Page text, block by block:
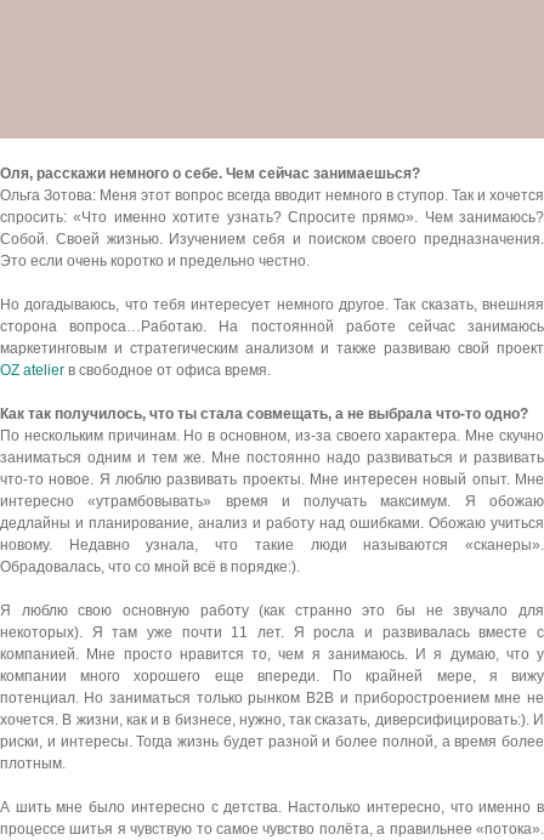
Оля, расскажи немного о себе. Чем сейчас занимаешься?
Ольга Зотова: Меня этот вопрос всегда вводит немного в ступор. Так и хочется
спросить: «Что именно хотите узнать? Спросите прямо». Чем занимаюсь?
Собой. Своей жизнью. Изучением себя и поиском своего предназначения.
Это если очень коротко и предельно честно.
Но догадываюсь, что тебя интересует немного другое. Так сказать, внешняя
сторона вопроса…Работаю. На постоянной работе сейчас занимаюсь
OZ atelier в свободное от офиса время.
Как так получилось, что ты стала совмещать, а не выбрала что-то одно?
По нескольким причинам. Но в основном, из-за своего характера. Мне скучно
заниматься одним и тем же. Мне постоянно надо развиваться и развивать
что-то новое. Я люблю развивать проекты. Мне интересен новый опыт. Мне
интересно «утрамбовывать» время и получать максимум. Я обожаю
дедлайны и планирование, анализ и работу над ошибками. Обожаю учиться
новому. Недавно узнала, что такие люди называются «сканеры».
Обрадовалась, что со мной всё в порядке:).
Я люблю свою основную работу (как странно это бы не звучало для
некоторых). Я там уже почти 11 лет. Я росла и развивалась вместе с
компанией. Мне просто нравится то, чем я занимаюсь. И я думаю, что у
компании много хорошего еще впереди. По крайней мере, я вижу
потенциал. Но заниматься только рынком В2В и приборостроением мне не
хочется. В жизни, как и в бизнесе, нужно, так сказать, диверсифицировать:). И
риски, и интересы. Тогда жизнь будет разной и более полной, а время более
плотным.
А шить мне было интересно с детства. Настолько интересно, что именно в
процессе шитья я чувствую то самое чувство полёта, а правильнее «потока».